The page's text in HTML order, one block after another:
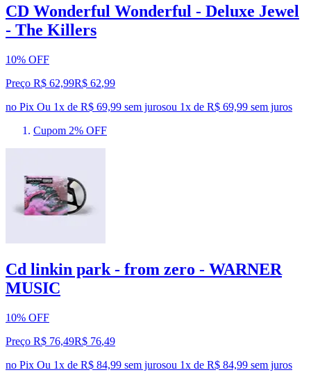
CD Wonderful Wonderful - Deluxe Jewel
- The Killers
10% OFF
Preço R$ 62,99R$ 62,99
no Pix Ou 1x de R$ 69,99 sem jurosou 1x de R$ 69,99 sem juros
Cupom 2% OFF
Cd linkin park - from zero - WARNER
MUSIC
10% OFF
Preço R$ 76,49R$ 76,49
no Pix Ou 1x de R$ 84,99 sem jurosou 1x de R$ 84,99 sem juros